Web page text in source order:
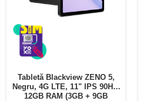
Tabletă Blackview ZENO 5,
Negru, 4G LTE, 11" IPS 90Hz,
12GB RAM (3GB + 9GB